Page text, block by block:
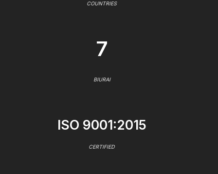
COUNTRIES
7
BIURAI
ISO 9001:2015
CERTIFIED